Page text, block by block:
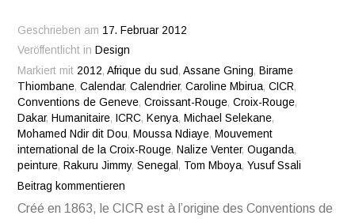
Geschrieben am 17. Februar 2012
Veröffentlicht in Design
Markiert mit 2012,Afrique du sud ,Assane Gning, Birame
Thiombane,Calendar,Calendrier,Caroline Mbirua,CICR,
Conventions de Geneve,Croissant-Rouge,Croix-Rouge,
Dakar, Humanitaire, ICRC, Kenya, Michael Selekane,
Mohamed Ndir dit Dou, Moussa Ndiaye, Mouvement
international de la Croix-Rouge, Nalize Venter,Ouganda,
peinture, Rakuru Jimmy,Senegal , Tom Mboya,Yusuf Ssali
Beitrag kommentieren
Créé en 1863, le CICR est à l’origine des Conventions de